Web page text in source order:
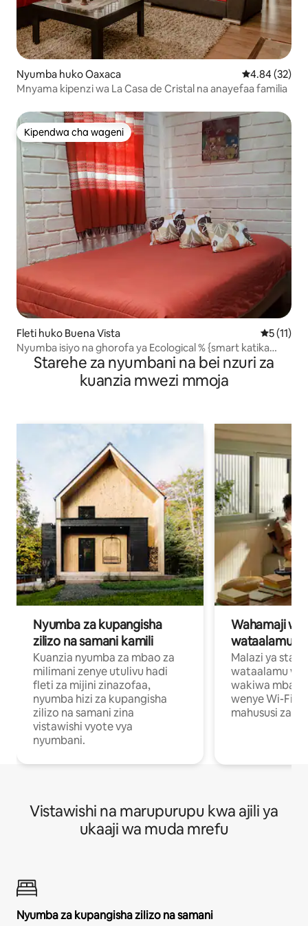
Nyumba huko Oaxaca Ukadiriaji wa
4.84 (32)
Mnyama kipenzi wa La Casa de Cristal na anayefaa familia
Kipendwa cha wageni
Kipendwa cha wageni
Fleti huko Buena Vista Ukadiriaji
5 (11)
Nyumba isiyo na ghorofa ya Ecological % {smart katika
ranchi endelevu
Starehe za nyumbani na bei nzuri za
kuanzia mwezi mmoja
Nyumba za kupangisha
zilizo na samani kamili
Kuanzia nyumba za mbao za
milimani zenye utulivu hadi
fleti za mijini zinazofaa,
nyumba hizi za kupangisha
zilizo na samani zina
vistawishi vyote vya
nyumbani.
Wahamaji
wataalamu
Malazi ya
wataalamu
wakiwa mbali
wenye Wi-Fi
mahususi za
Vistawishi na marupurupu kwa ajili ya
ukaaji wa muda mrefu
Nyumba za kupangisha zilizo na samani